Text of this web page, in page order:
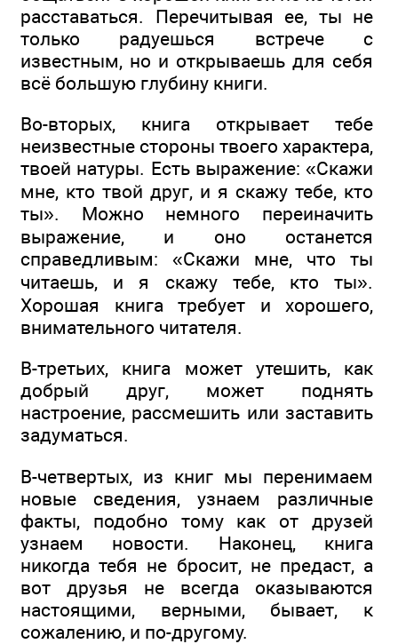
расставаться. Перечитывая ее, ты не
только радуешься встрече с
известным, но и открываешь для себя
всё большую глубину книги.
Во-вторых, книга открывает тебе
неизвестные стороны твоего характера,
твоей натуры. Есть выражение: «Скажи
мне, кто твой друг, и я скажу тебе, кто
ты». Можно немного переиначить
выражение, и оно останется
справедливым: «Скажи мне, что ты
читаешь, и я скажу тебе, кто ты».
Хорошая книга требует и хорошего,
внимательного читателя.
В-третьих, книга может утешить, как
добрый друг, может поднять
настроение, рассмешить или заставить
задуматься.
В-четвертых, из книг мы перенимаем
новые сведения, узнаем различные
факты, подобно тому как от друзей
узнаем новости. Наконец, книга
никогда тебя не бросит, не предаст, а
вот друзья не всегда оказываются
настоящими, верными, бывает, к
сожалению, и по-другому.